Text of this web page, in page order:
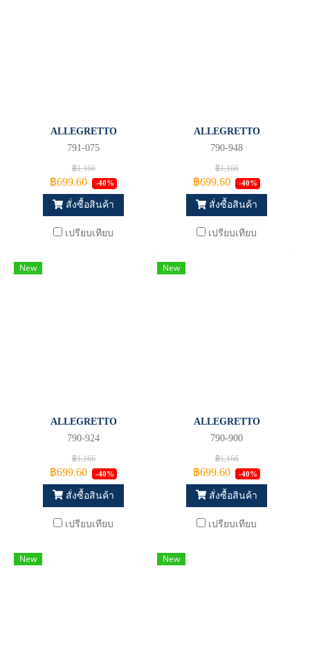
ALLEGRETTO
791-075
฿1,166
฿699.60 -40%
สั่งซื้อสินค้า
เปรียบเทียบ
ALLEGRETTO
790-948
฿1,166
฿699.60 -40%
สั่งซื้อสินค้า
เปรียบเทียบ
New
ALLEGRETTO
790-924
฿1,166
฿699.60 -40%
สั่งซื้อสินค้า
เปรียบเทียบ
New
ALLEGRETTO
790-900
฿1,166
฿699.60 -40%
สั่งซื้อสินค้า
เปรียบเทียบ
New New